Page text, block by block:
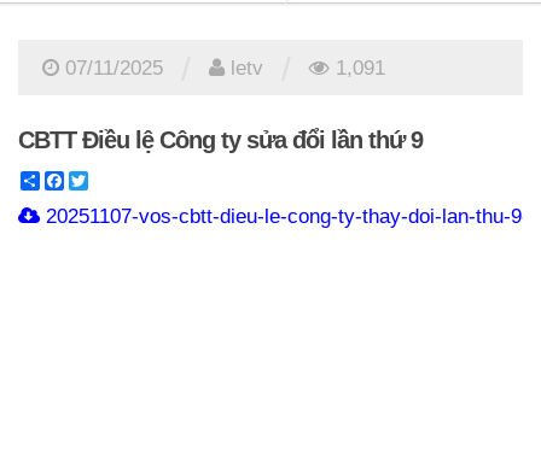
07/11/2025 letv 1,091
CBTT Điều lệ Công ty sửa đổi lần thứ 9
ShareFacebook
20251107-vos-cbtt-dieu-le-cong-ty-thay-doi-lan-thu-9-